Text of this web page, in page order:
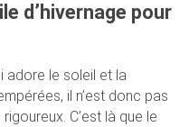
d’hivernage pour
adore le soleil et la
il n’est donc pas
C’est là que le